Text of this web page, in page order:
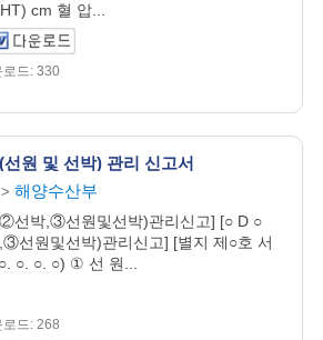
cm 혈 압...
로드: 330
원 및 선박) 관리 신고서
> 해양수산부
선박,③선원및선박)관리신고] [○ D ○
원및선박)관리신고] [별지 제○호 서
○. ○. ○) ① 선 원...
로드: 268